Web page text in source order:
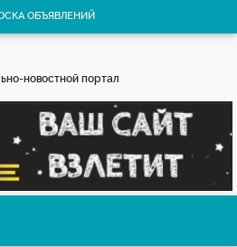
ОБЪЯВЛЕНИЙ
новостной портал